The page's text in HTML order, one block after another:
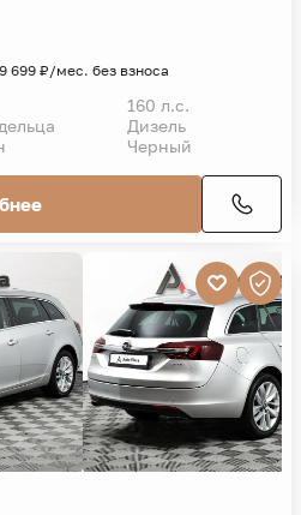
9 699 ₽/мес. без взноса
160 л.с.
Дизель
Черный